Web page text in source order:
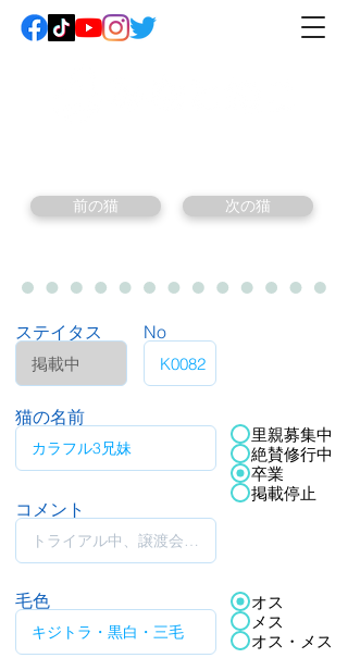
前の猫 次の猫
ステイタス No
猫の名前
コメント
里親募集中
絶賛修行中
卒業
掲載停止
毛色
オス
メス
オス・メス